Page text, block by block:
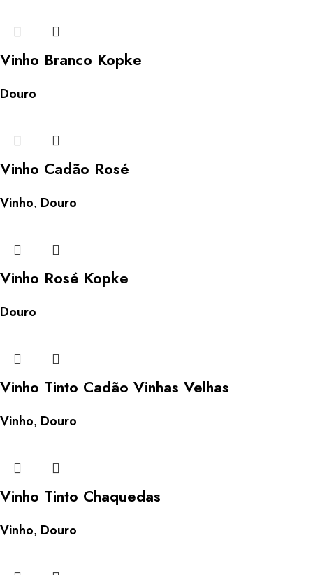
Vinho Branco Kopke
Douro
Vinho Cadão Rosé
Vinho, Douro
Vinho Rosé Kopke
Douro
Vinho Tinto Cadão Vinhas Velhas
Vinho, Douro
Vinho Tinto Chaquedas
Vinho, Douro